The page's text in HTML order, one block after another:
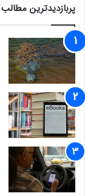
پربازدیدترین مطالب